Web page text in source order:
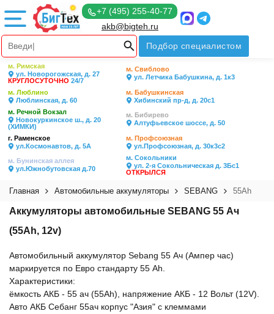
+7 (495) 255-40-77
akb@bigteh.ru
Подбор специалистом
м. Римская
ул. Новорогожская, д. 27
КРУГЛОСУТОЧНО 24/7
м. Свиблово
ул. Летчика Бабушкина, д. 1к3
м. Люблино
Люблинская, д. 60
м. Бабушкинская
Хибинский пр-д, д. 20с1
м. Речной Вокзал
Новокуркинское ш., д. 20
(ХИМКИ)
м. Бибирево
Алтуфьевское шоссе, д. 50
г. Раменское
ул.Космонавтов, д. 5А
м. Профсоюзная
ул.Профсоюзная, д. 30к3с2
м. Бунинская аллея
ул.Южнобутовская д.70
м. Сокольники
ул. 2-я Сокольническая д. 3Бс1
ОТКРЫЛСЯ
Главная Автомобильные аккумуляторы SEBANG 55Ah
Аккумуляторы автомобильные SEBANG 55 Ач
(55Ah, 12v)
Автомобильный аккумулятор Sebang 55 Ач (Ампер час)
маркируется по Евро стандарту 55 Ah.
Характеристики:
ёмкость АКБ - 55 ач (55Ah), напряжение АКБ - 12 Вольт (12V).
Авто АКБ Себанг 55ач корпус "Азия" с клеммами